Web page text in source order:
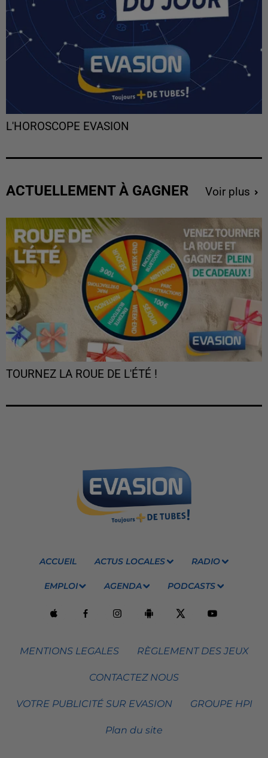
L'HOROSCOPE EVASION
ACTUELLEMENT À GAGNER Voir plus
TOURNEZ LA ROUE DE L'ÉTÉ !
ACCUEIL ACTUS LOCALES RADIO
EMPLOI AGENDA PODCASTS
MENTIONS LEGALES RÈGLEMENT DES JEUX
CONTACTEZ NOUS
VOTRE PUBLICITÉ SUR EVASION GROUPE HPI
Plan du site